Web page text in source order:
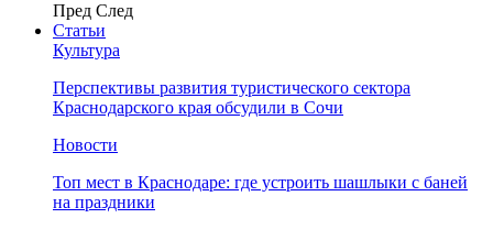
Пред След
Статьи
Культура
Перспективы развития туристического сектора
Краснодарского края обсудили в Сочи
Новости
Топ мест в Краснодаре: где устроить шашлыки с баней
на праздники